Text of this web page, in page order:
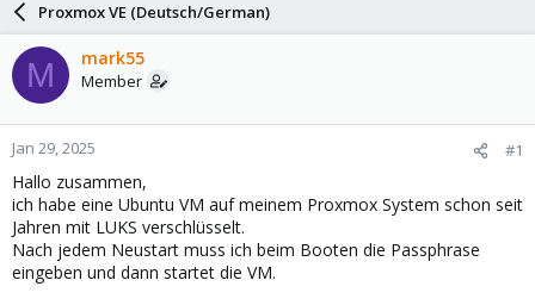
a
d
s
t
a
r
e
r
r
t
d
a
e
s
Proxmox VE (Deutsch/German)
M mark55
Member
Jan 29, 2025 #1
Hallo zusammen,
ich habe eine Ubuntu VM auf meinem Proxmox System schon seit
Jahren mit LUKS verschlüsselt.
Nach jedem Neustart muss ich beim Booten die Passphrase
eingeben und dann startet die VM.